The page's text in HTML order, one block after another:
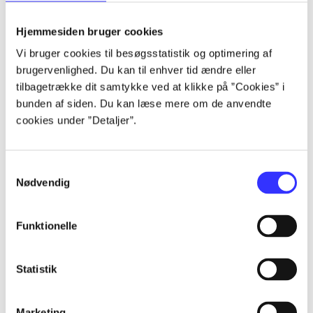
Hjemmesiden bruger cookies
Vi bruger cookies til besøgsstatistik og optimering af
brugervenlighed. Du kan til enhver tid ændre eller
tilbagetrække dit samtykke ved at klikke på ”Cookies” i
bunden af siden. Du kan læse mere om de anvendte
cookies under ”Detaljer”.
Nødvendig
Funktionelle
Statistik
lorem ipsum dolor sit amet ...
lorem ipsum dolor sit amet ...
lorem ipsum dolor sit amet ...
lorem ipsum dolor sit amet ...
lorem ipsum dolor sit amet ...
lorem ipsum dolor sit amet ...
lorem ipsum dolor sit amet ...
lorem ipsum dolor sit amet ...